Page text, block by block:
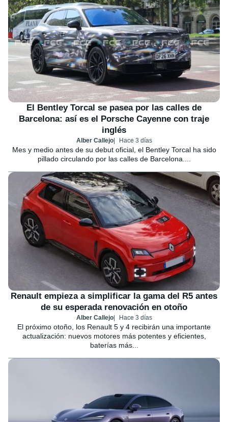
El Bentley Torcal se pasea por las calles de
Barcelona: así es el Porsche Cayenne con traje
inglés
Alber Callejo Hace 3 días
Mes y medio antes de su debut oficial, el Bentley Torcal ha sido
pillado circulando por las calles de Barcelona....
Renault empieza a simplificar la gama del R5 antes
de su esperada renovación en otoño
Alber Callejo Hace 3 días
El próximo otoño, los Renault 5 y 4 recibirán una importante
actualización: nuevos motores más potentes y eficientes,
baterías más...